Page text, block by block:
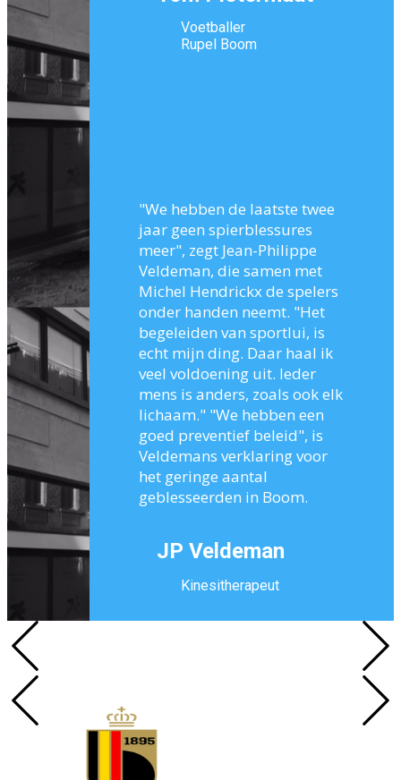
Voetballer
Rupel Boom
"We hebben de laatste twee
jaar geen spierblessures
meer", zegt Jean-Philippe
Veldeman, die samen met
Michel Hendrickx de spelers
onder handen neemt. "Het
begeleiden van sportlui, is
echt mijn ding. Daar haal ik
veel voldoening uit. Ieder
mens is anders, zoals ook elk
lichaam." "We hebben een
goed preventief beleid", is
Veldemans verklaring voor
het geringe aantal
geblesseerden in Boom.
JP Veldeman
Kinesitherapeut